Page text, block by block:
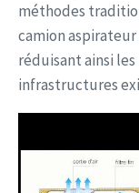
méthodes
camion
réduisant ainsi
infrastructures